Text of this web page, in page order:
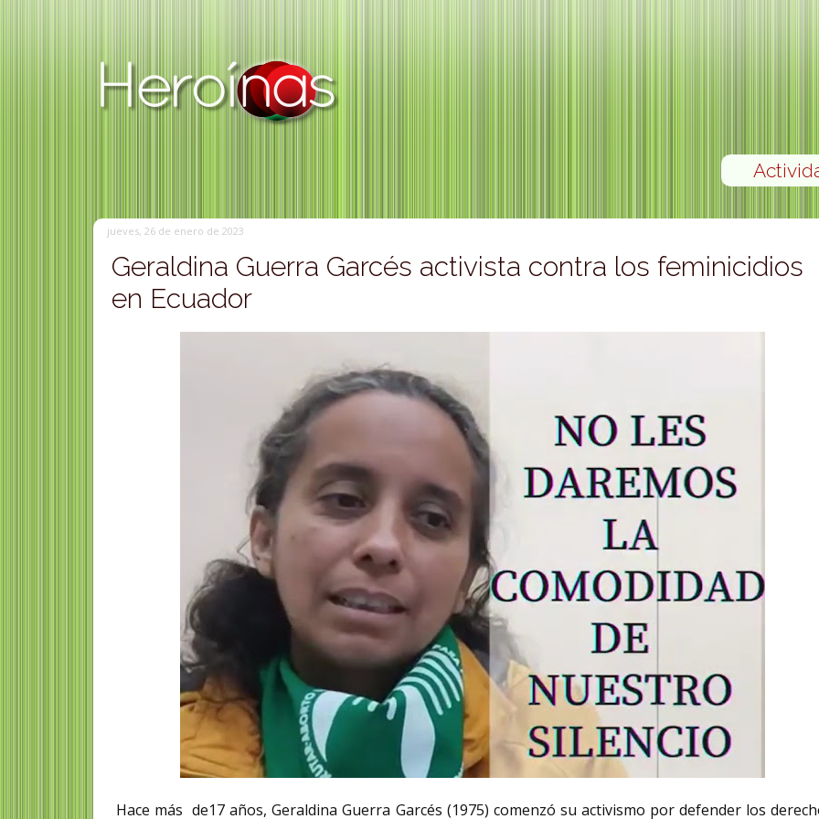
jueves, 26 de enero de 2023
Geraldina Guerra Garcés activista contra los feminicidios
en Ecuador
Hace más de17 años, Geraldina Guerra Garcés (1975) comenzó su activismo por defender los